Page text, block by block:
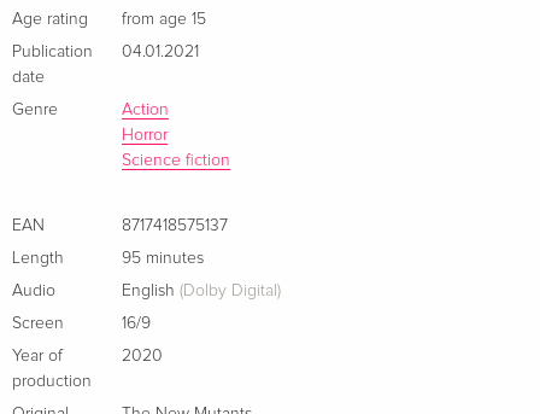
Age rating
from age 15
Publication
date
04.01.2021
Genre
Action
Horror
Science fiction
EAN
8717418575137
Length
95 minutes
Audio
English (Dolby Digital)
Screen
16/9
Year of
production
2020